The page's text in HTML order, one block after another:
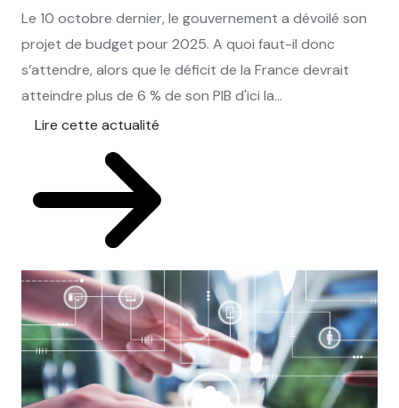
Le 10 octobre dernier, le gouvernement a dévoilé son
projet de budget pour 2025. A quoi faut-il donc
s’attendre, alors que le déficit de la France devrait
atteindre plus de 6 % de son PIB d'ici la...
Lire cette actualité